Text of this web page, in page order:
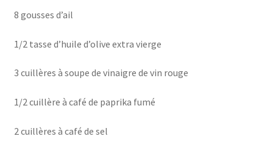
8 gousses d’ail
1/2 tasse d’huile d’olive extra vierge
3 cuillères à soupe de vinaigre de vin rouge
1/2 cuillère à café de paprika fumé
2 cuillères à café de sel